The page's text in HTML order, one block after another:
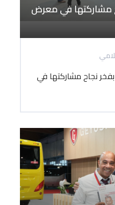
في معرض
نجاح مشاركتها في